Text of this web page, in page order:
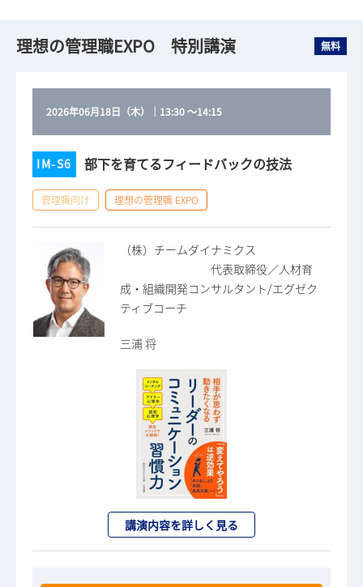
理想の管理職EXPO 特別講演 無料
2026年06月18日（木） ｜ 13:30～14:15
IM-S6 部下を育てるフィードバックの技法
管理職向け 理想の管理職 EXPO
（株）チームダイナミクス
代表取締役／人材育
成・組織開発コンサルタント/エグゼク
ティブコーチ
三浦 将
講演内容を詳しく見る